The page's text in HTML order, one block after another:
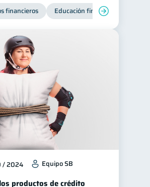
financieros Educación financiera
/ 2024 Equipo SB
productos de crédito